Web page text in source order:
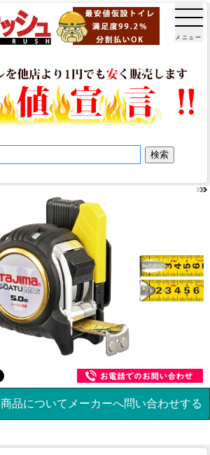
メニュー
商品についてメーカーへ問い合わせする